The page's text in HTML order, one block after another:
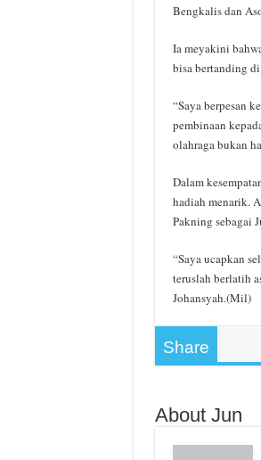
Bengkalis dan
Ia meyakini
bisa bertanding
“Saya berpesan
pembinaan
olahraga bukan
Dalam
hadiah menarik.
Pakning sebagai
“Saya ucapkan
teruslah berlatih
Johansyah.(Mil)
Share
About Jun